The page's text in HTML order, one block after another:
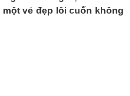
một vẻ đẹp lôi cuốn không